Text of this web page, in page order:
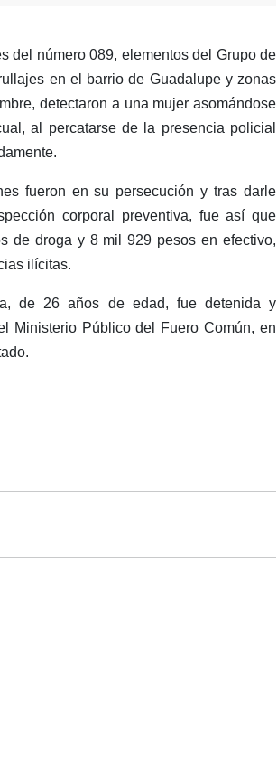
del número 089, elementos del Grupo de
en el barrio de Guadalupe y zonas
detectaron a una mujer asomándose
al percatarse de la presencia policial
fueron en su persecución y tras darle
corporal preventiva, fue así que
de droga y 8 mil 929 pesos en efectivo,
ilícitas.
de 26 años de edad, fue detenida y
Ministerio Público del Fuero Común, en